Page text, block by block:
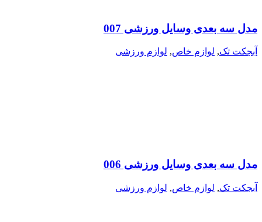
مدل سه بعدی وسایل ورزشی 007
آبجکت تک, لوازم خاص, لوازم ورزشی
مدل سه بعدی وسایل ورزشی 006
آبجکت تک, لوازم خاص, لوازم ورزشی